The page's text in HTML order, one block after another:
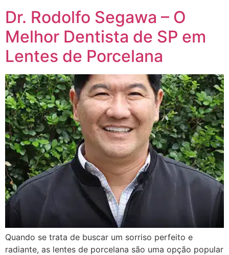
Dr. Rodolfo Segawa – O
Melhor Dentista de SP em
Lentes de Porcelana
Quando se trata de buscar um sorriso perfeito e
radiante, as lentes de porcelana são uma opção popular